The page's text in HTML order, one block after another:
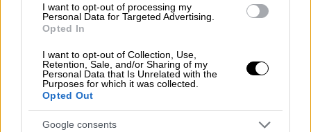
I want to opt-out of processing my
Personal Data for Targeted Advertising.
Opted In
I want to opt-out of Collection, Use,
Retention, Sale, and/or Sharing of my
Personal Data that Is Unrelated with the
Purposes for which it was collected.
Opted Out
Google consents
κυβέρνησης και των δανειστών. Στις 26
Ιουνίου, ο Αλέξης Τσίπρας ανακοινώνει
την απόφασή του για προσφυγή σε
δημοψήφισμα.
Στο δημοψήφισμα του Ιουλίου ο Αλέξης
Τσίπρας στηρίζει το "ΟΧΙ" το οποίο και
εγκρίνεται με ποσοστό 61,31%. Εφτά